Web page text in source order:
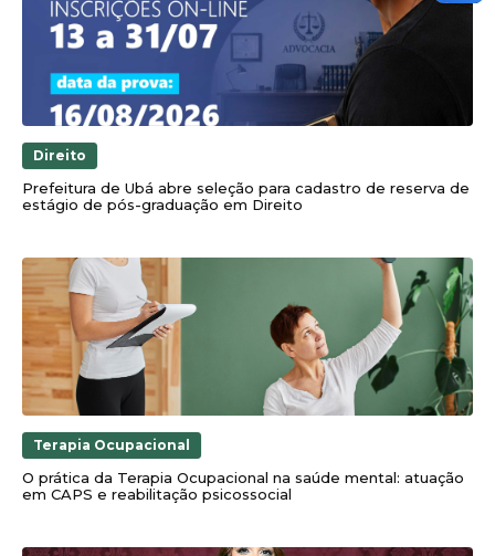
Direito
Prefeitura de Ubá abre seleção para cadastro de reserva de
estágio de pós-graduação em Direito
Terapia Ocupacional
O prática da Terapia Ocupacional na saúde mental: atuação
em CAPS e reabilitação psicossocial